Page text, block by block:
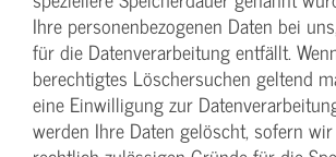
Ihre personenbezogenen Daten bei
für die Datenverarbeitung entfällt.
berechtigtes Löschersuchen geltend
eine Einwilligung zur
werden Ihre Daten gelöscht, sofern